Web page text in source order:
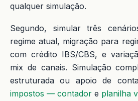
qualquer simulação.
Segundo, simular três
regime atual, migração para
com crédito IBS/CBS, e
mix de canais. Simulação
estruturada ou apoio de
impostos — contador e planilha